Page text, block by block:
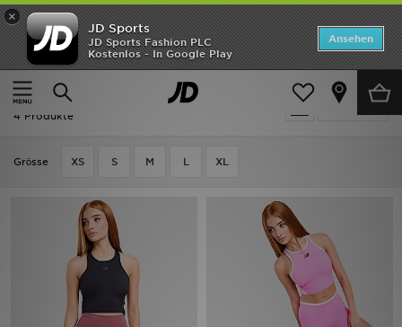
×
JD Sports
JD Sports Fashion PLC
Kostenlos - In Google Play
Ansehen
Startseite
Frauen Frauenkleidung Fitness Tops
verfeinern
Frauen - New Balance Fitness Tops
4 Produkte
Grӧsse XS S M L XL
Startseite
ANGEBOTE
Marken
Bestsellers